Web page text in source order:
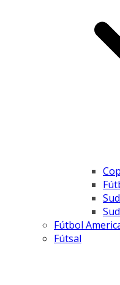
Fútbol
Fútsal